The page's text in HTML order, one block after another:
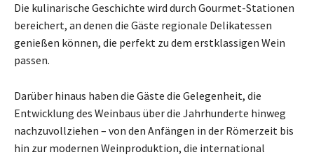
Die kulinarische Geschichte wird durch Gourmet-Stationen
bereichert, an denen die Gäste regionale Delikatessen
genießen können, die perfekt zu dem erstklassigen Wein
passen.
Darüber hinaus haben die Gäste die Gelegenheit, die
Entwicklung des Weinbaus über die Jahrhunderte hinweg
nachzuvollziehen – von den Anfängen in der Römerzeit bis
hin zur modernen Weinproduktion, die international